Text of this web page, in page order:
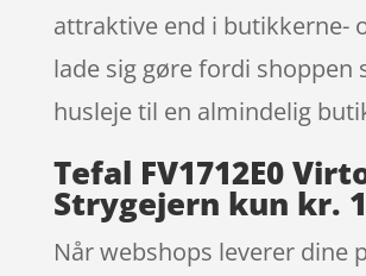
attraktive end i butikkerne-
lade sig gøre fordi shoppen
husleje til en almindelig
Tefal FV1712E0
Strygejern kun kr.
Når webshops leverer dine